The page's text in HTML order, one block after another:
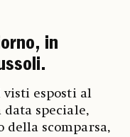
in
esposti al
speciale,
della scomparsa,